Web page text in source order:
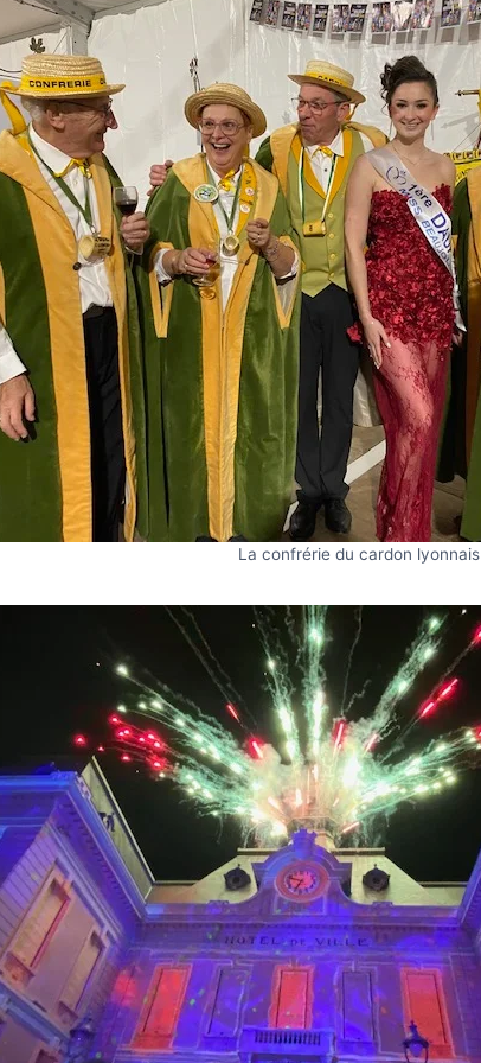
La confrérie du cardon lyonnais